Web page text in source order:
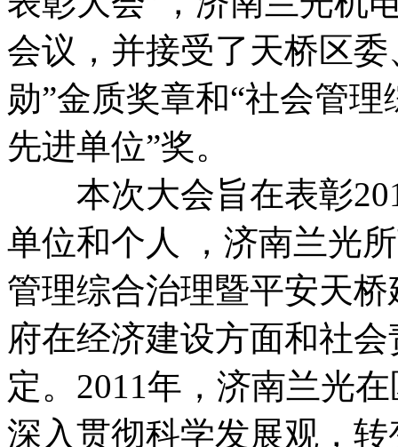
会议，并接受了天桥区
勋”金质奖章和“社会管
先进单位”奖。
本次大会旨在表彰
单位和个人 ，济南兰光
管理综合治理暨平安天
府在经济建设方面和社
定。2011年，济南兰光
深入贯彻科学发展观，